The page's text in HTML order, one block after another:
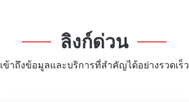
ลิงก์ด่วน
เข้าถึงข้อมูลและบริการที่สำคัญได้อย่างรวดเร็ว